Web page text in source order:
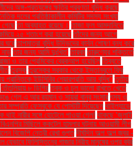
অঙ্গ-প্রত্যঙ্গের ক্ষতির প্রবণতা বৃদ্ধি করছে
দলের প্রতিষ্ঠাকালীন কমিটির সদস্য সংখ্যা
তা অব্যাহত রয়েছে। তাজা ফল আমদানিতে
২৫ শতাংশ করা হয়েছে তাঁদের জন্য আগে
ঘরে তাপমাত্রা বৃদ্ধি উদ্ভিদের কার্বন শোষণ বন্ধ করে
নাড়ু তার জন্য আমি দুঃখিত' তারকা তারুণ্যের শক্তিতে
ও তার প্রেমিকের ব্রেকআপ হয়েছিল তিব্বতে
তুরস্ক তুরস্কের সরকার থেকে ইস্তানবুলে ফ্রি
প্রান্তিকে ইউসিবির শেয়ারপ্রতি আয় বৃদ্ধি" তৃতীয়
তেঁতুলিয়ায় ৮ ডিগ্রি ত্বক ও চুল ভালো রাখতে খেতে
গেল এ আর রহমান ও সায়রা বানুর সংসার ৎস্য ও
সম্প্রতি ফেসবুকে যে পোস্টটি দিয়েছেন থাইল্যান্ডে
থাই নারীর সঙ্গে হোটেলে পাওয়া গেল! থাকছে ‘জুলাই
মিছিলে ককটেল হামলার ঘটনায় আওয়ামী লীগ
বিজেপি নেত্রী রেখা গুপ্ত দীর্ঘদিন অল্প অল্প জ্বর -
যেভাবে ফিলিস্তিনের গাজার নিরীহ মানুষের ওপর বর্বর